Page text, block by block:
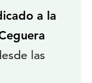
a la
las